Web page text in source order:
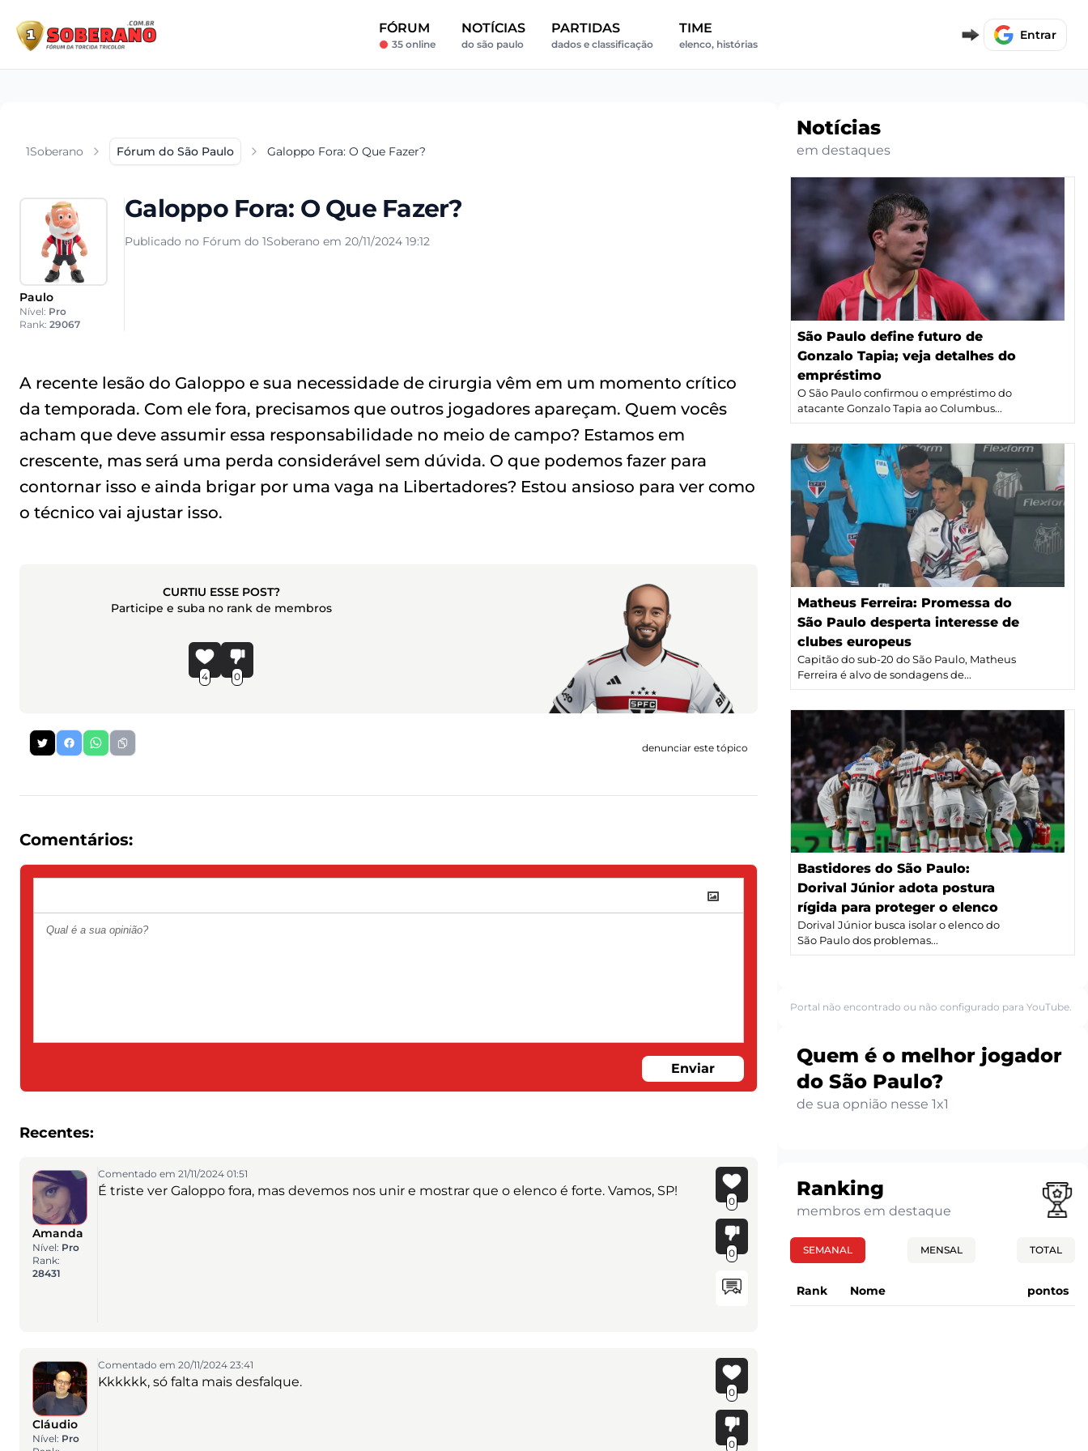
FÓRUM
35 online
NOTÍCIAS
do são paulo
PARTIDAS
dados e classificação
TIME
elenco, histórias
Entrar
1Soberano Fórum do São Paulo Galoppo Fora: O Que Fazer?
Paulo
Nível: Pro
Rank: 29067
Galoppo Fora: O Que Fazer?
Publicado no Fórum do 1Soberano em 20/11/2024 19:12
A recente lesão do Galoppo e sua necessidade de cirurgia vêm em um momento crítico
da temporada. Com ele fora, precisamos que outros jogadores apareçam. Quem vocês
acham que deve assumir essa responsabilidade no meio de campo? Estamos em
crescente, mas será uma perda considerável sem dúvida. O que podemos fazer para
contornar isso e ainda brigar por uma vaga na Libertadores? Estou ansioso para ver como
o técnico vai ajustar isso.
CURTIU ESSE POST?
Participe e suba no rank de membros
4 0
denunciar este tópico
Comentários:
Enviar
Recentes:
Amanda
Nível: Pro
Rank:
28431
Comentado em 21/11/2024 01:51
É triste ver Galoppo fora, mas devemos nos unir e mostrar que o elenco é forte. Vamos, SP!
0
0
Cláudio
Nível: Pro
Comentado em 20/11/2024 23:41
Kkkkkk, só falta mais desfalque.
0
0
Notícias
em destaques
São Paulo define futuro de
Gonzalo Tapia; veja detalhes do
empréstimo
O São Paulo confirmou o empréstimo do
atacante Gonzalo Tapia ao Columbus...
Matheus Ferreira: Promessa do
São Paulo desperta interesse de
clubes europeus
Capitão do sub-20 do São Paulo, Matheus
Ferreira é alvo de sondagens de...
Bastidores do São Paulo:
Dorival Júnior adota postura
rígida para proteger o elenco
Dorival Júnior busca isolar o elenco do
São Paulo dos problemas...
Portal não encontrado ou não configurado para YouTube.
Quem é o melhor jogador
do São Paulo?
de sua opnião nesse 1x1
Ranking
membros em destaque
SEMANAL MENSAL TOTAL
Rank Nome pontos